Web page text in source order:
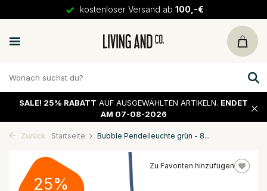
kostenloser Versand ab 100,-€
SALE! 25% RABATT AUF AUSGEWÄHLTEN ARTIKELN. ENDET
AM 07-08-2026
Zurück Startseite Bubble Pendelleuchte grün - 8...
Zu Favoriten hinzufügen
25%